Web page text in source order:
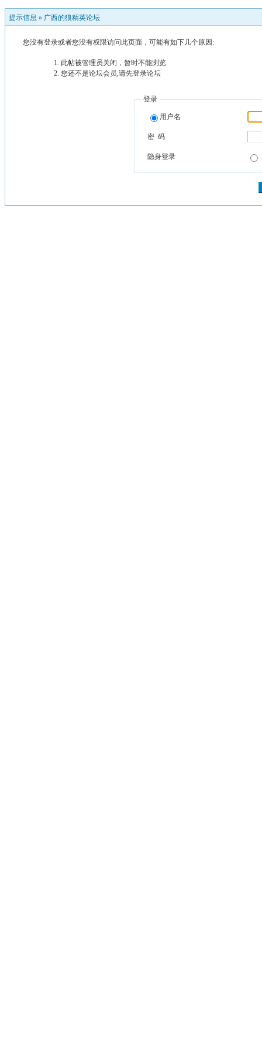
提示信息 » 广西的狼精英论坛
您没有登录或者您没有权限访问此页面，可能有如下几个原因:
此帖被管理员关闭，暂时不能浏览
您还不是论坛会员,请先登录论坛
登录
用户名
密 码
隐身登录